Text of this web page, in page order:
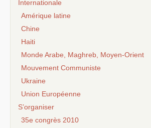
Internationale
Amérique latine
Chine
Haiti
Monde Arabe, Maghreb, Moyen-Orient
Mouvement Communiste
Ukraine
Union Européenne
S’organiser
35e congrès 2010